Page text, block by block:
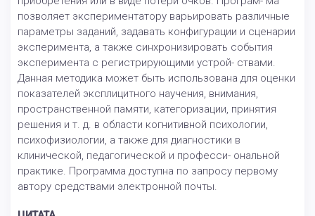
позволяет экспериментатору варьировать различные
параметры заданий, задавать конфигурации и сценарии
эксперимента, а также синхронизировать события
эксперимента с регистрирующими устрой- ствами.
Данная методика может быть использована для оценки
показателей эксплицитного научения, внимания,
пространственной памяти, категоризации, принятия
решения и т. д. в области когнитивной психологии,
психофизиологии, а также для диагностики в
клинической, педагогической и професси- ональной
практике. Программа доступна по запросу первому
автору средствами электронной почты.